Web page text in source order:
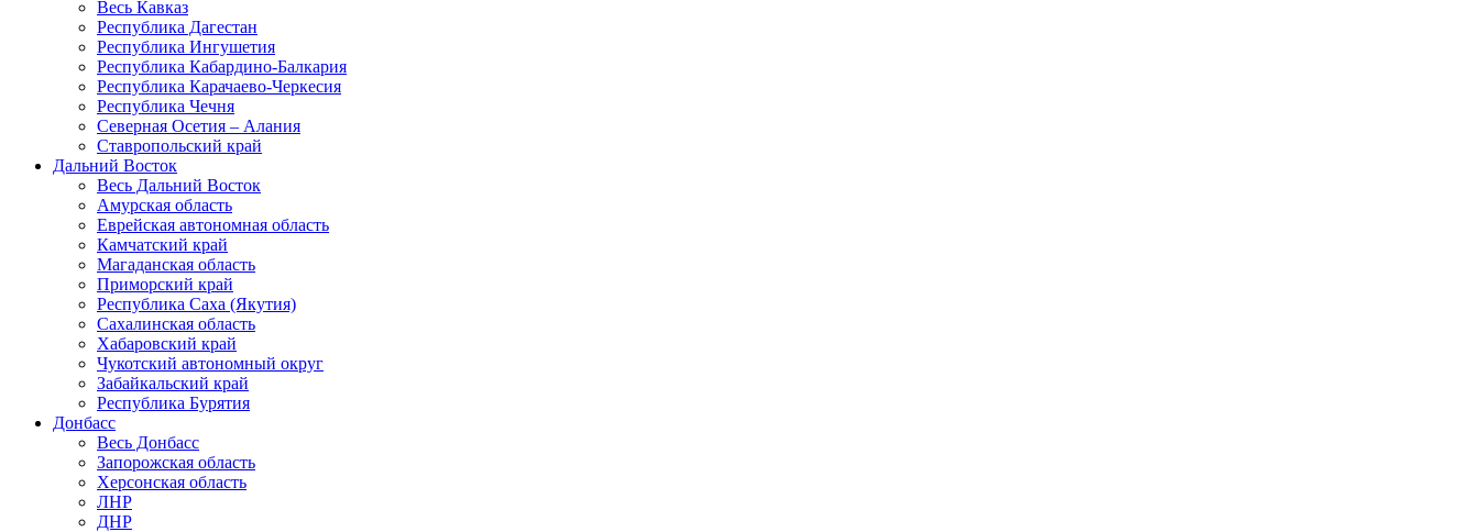
Весь Кавказ
Республика Дагестан
Республика Ингушетия
Республика Кабардино-Балкария
Республика Карачаево-Черкесия
Республика Чечня
Северная Осетия – Алания
Ставропольский край
Дальний Восток
Весь Дальний Восток
Амурская область
Еврейская автономная область
Камчатский край
Магаданская область
Приморский край
Республика Саха (Якутия)
Сахалинская область
Хабаровский край
Чукотский автономный округ
Забайкальский край
Республика Бурятия
Донбасс
Весь Донбасс
Запорожская область
Херсонская область
ЛНР
ДНР